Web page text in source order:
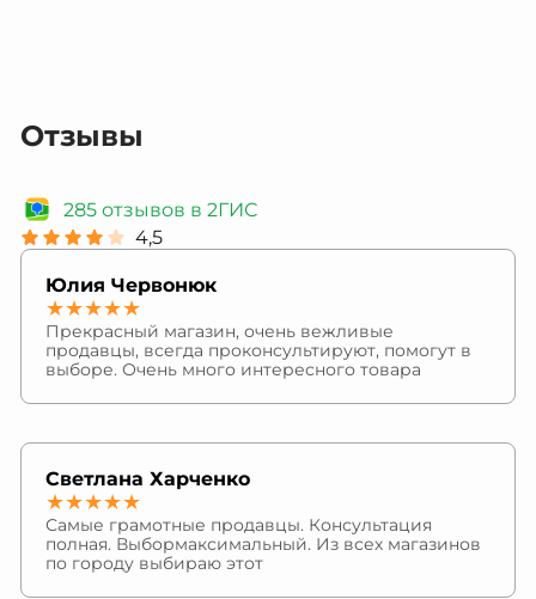
Отзывы
285 отзывов в 2ГИС
4,5
Юлия Червонюк
★★★★★
Прекрасный магазин, очень вежливые
продавцы, всегда проконсультируют, помогут в
выборе. Очень много интересного товара
Светлана Харченко
★★★★★
Самые грамотные продавцы. Консультация
полная. Выбормаксимальный. Из всех магазинов
по городу выбираю этот